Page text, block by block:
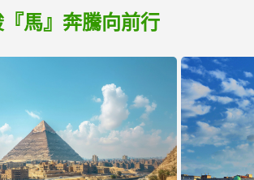
馬』奔騰向前行